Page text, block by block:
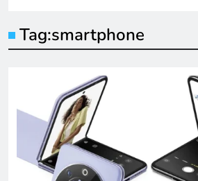
Tag:smartphone